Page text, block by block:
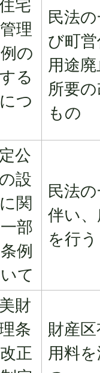
宅
理
の
る
つ
民法
び町
用途
所要
もの
公
設
関
部
例
て
民法
伴い
を行
財
条
正
財産
用料